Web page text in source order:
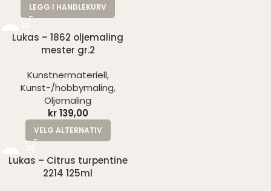
LEGG I HANDLEKURV
Lukas – 1862 oljemaling
mester gr.2
Kunstnermateriell,
Kunst-/hobbymaling,
Oljemaling
kr139,00
VELG ALTERNATIV
Lukas – Citrus turpentine
2214 125ml